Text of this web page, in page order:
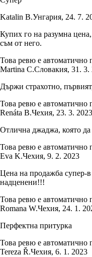
Katalin B.Унгария, 24. 7.
Купих го на разумна
съм от него.
Това ревю е автоматично
Martina C.Словакия, 31. 3.
Държи страхотно,
Това ревю е автоматично
Renáta B.Чехия, 23. 3. 2023
Отлична джаджа, която да
Това ревю е автоматично
Eva K.Чехия, 9. 2. 2023
Цена на продажба супер-
надценени!!!
Това ревю е автоматично
Romana W.Чехия, 24. 1.
Перфектна притурка
Това ревю е автоматично
Tereza Ř.Чехия, 6. 1. 2023